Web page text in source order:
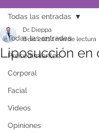
Todas las entradas
Procedimientos
Corporal
Facial
Videos
Opiniones
Todas las entradas
Liposucción en
Dr. Dieppa
8 dic 20211 min de lectura